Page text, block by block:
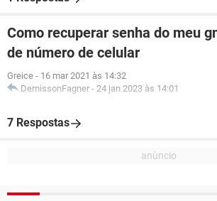
Como recuperar senha do meu
de número de celular
Greice - 16 mar 2021 às 14:32
DemissonFagner - 24 jan 2023 às 14:01
7 Respostas